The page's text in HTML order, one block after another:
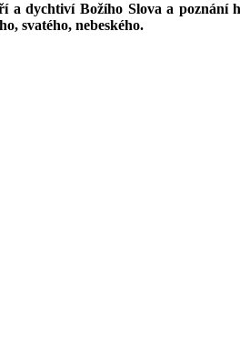
a dychtiví Božího Slova a poznání
svatého, nebeského.